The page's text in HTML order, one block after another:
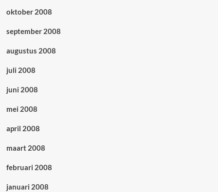
oktober 2008
september 2008
augustus 2008
juli 2008
juni 2008
mei 2008
april 2008
maart 2008
februari 2008
januari 2008